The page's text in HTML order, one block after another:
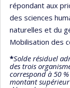
répondant aux
des sciences
naturelles et du
Mobilisation des
*Solde résiduel
des trois
correspond à 50
montant